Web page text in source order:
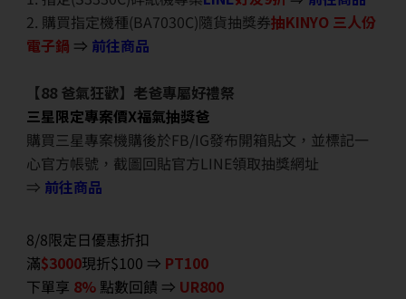
2. 購買指定機種(BA7030C)隨貨抽獎券抽KINYO 三人份
電子鍋 ⇒ 前往商品
【88 爸氣狂歡】老爸專屬好禮祭
三星限定專案價X福氣抽獎爸
購買三星專案機購後於FB/IG發布開箱貼文，並標記一
心官方帳號，截圖回貼官方LINE領取抽獎網址
⇒ 前往商品
8/8限定日優惠折扣
滿$3000現折$100 ⇒ PT100
下單享 8% 點數回饋 ⇒ UR800